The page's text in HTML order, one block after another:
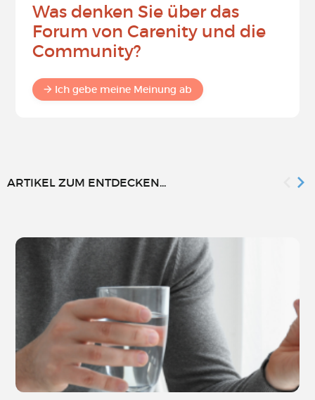
Was denken Sie über das
Forum von Carenity und die
Community?
Ich gebe meine Meinung ab
ARTIKEL ZUM ENTDECKEN...